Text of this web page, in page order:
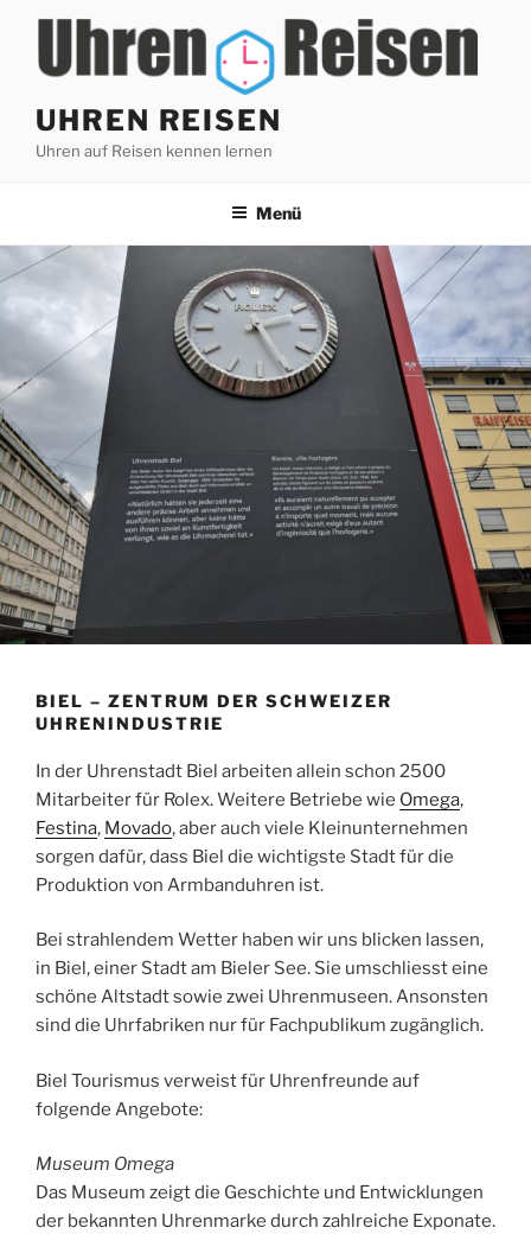
springen
UHREN REISEN
Uhren auf Reisen kennen lernen
Menü
BIEL – ZENTRUM DER SCHWEIZER
UHRENINDUSTRIE
In der Uhrenstadt Biel arbeiten allein schon 2500
Mitarbeiter für Rolex. Weitere Betriebe wie Omega,
Festina, Movado, aber auch viele Kleinunternehmen
sorgen dafür, dass Biel die wichtigste Stadt für die
Produktion von Armbanduhren ist.
Bei strahlendem Wetter haben wir uns blicken lassen,
in Biel, einer Stadt am Bieler See. Sie umschliesst eine
schöne Altstadt sowie zwei Uhrenmuseen. Ansonsten
sind die Uhrfabriken nur für Fachpublikum zugänglich.
Biel Tourismus verweist für Uhrenfreunde auf
folgende Angebote:
Museum Omega
Das Museum zeigt die Geschichte und Entwicklungen
der bekannten Uhrenmarke durch zahlreiche Exponate.